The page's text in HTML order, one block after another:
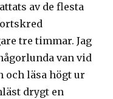
av de flesta
tre timmar. Jag
van vid
läsa högt ur
drygt en